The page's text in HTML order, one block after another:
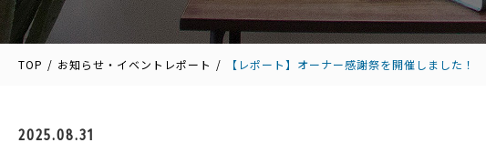
TOP お知らせ・イベントレポート 【レポート】オーナー感謝祭を開催しました！
2025.08.31